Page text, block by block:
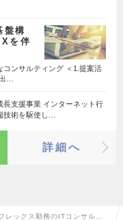
盤構
を伴
コンサルティング ＜1.提案活
…
長支援事業 インターネット行
術を駆使し…
詳細へ
レックス勤務のITコンサルタ